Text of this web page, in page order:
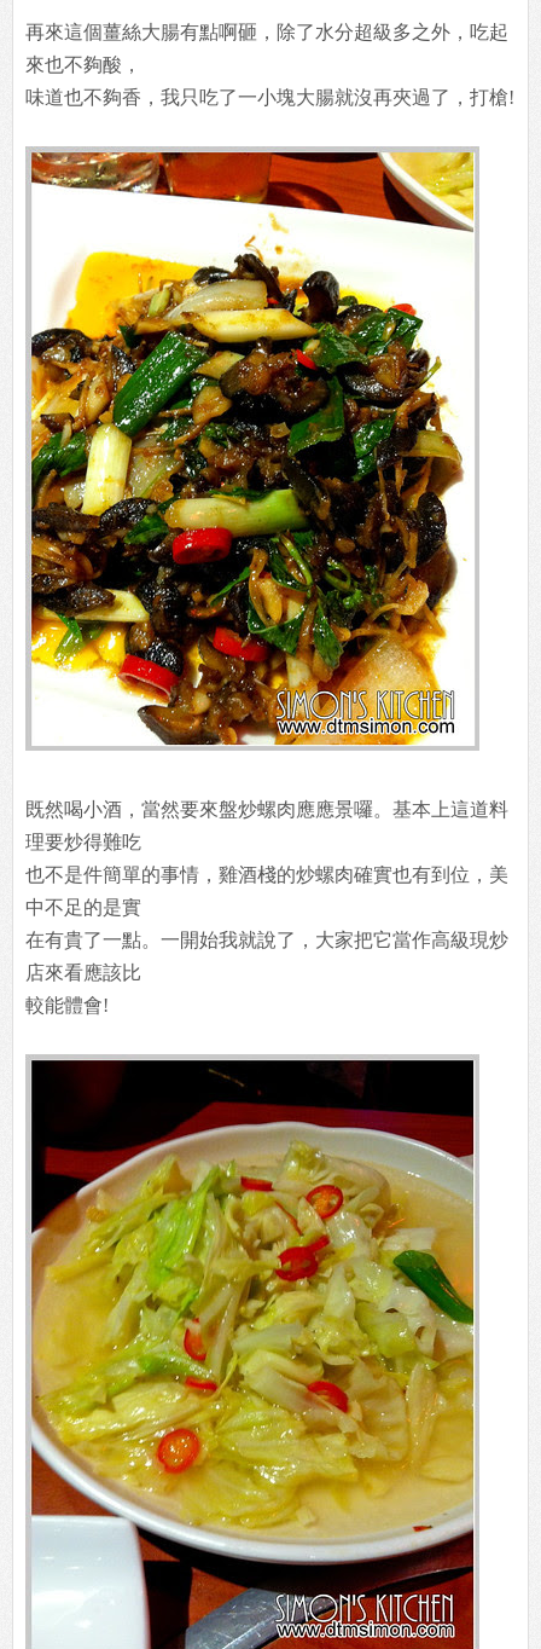
再來這個薑絲大腸有點啊砸，除了水分超級多之外，吃起
來也不夠酸，
味道也不夠香，我只吃了一小塊大腸就沒再夾過了，打槍!
既然喝小酒，當然要來盤炒螺肉應應景囉。基本上這道料
理要炒得難吃
也不是件簡單的事情，雞酒棧的炒螺肉確實也有到位，美
中不足的是實
在有貴了一點。一開始我就說了，大家把它當作高級現炒
店來看應該比
較能體會!